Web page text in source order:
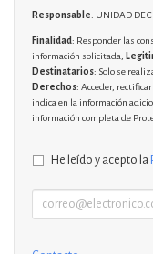
Responsable: UNIDAD DE
Finalidad: Responder las
información solicitada;
Destinatarios: Solo se
Derechos: Acceder,
indica en la información
información completa de
He leído y acepto la